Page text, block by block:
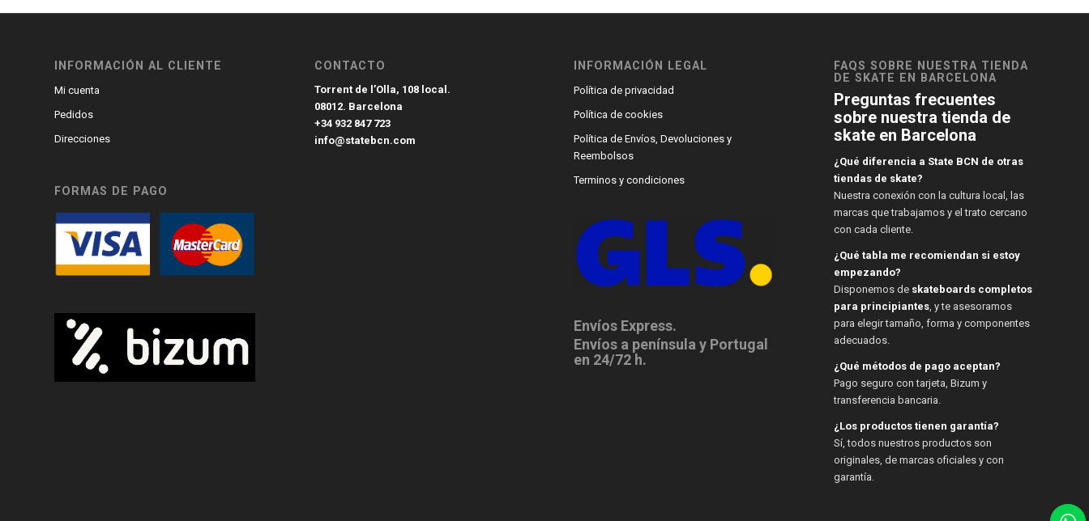
INFORMACIÓN AL CLIENTE
Mi cuenta
Pedidos
Direcciones
FORMAS DE PAGO
CONTACTO
Torrent de l’Olla, 108 local.
08012. Barcelona
+34 932 847 723
info@statebcn.com
INFORMACIÓN LEGAL
Política de privacidad
Política de cookies
Política de Envíos, Devoluciones y
Reembolsos
Terminos y condiciones
Envíos Express.
Envíos a península y Portugal
en 24/72 h.
FAQS SOBRE NUESTRA TIENDA
DE SKATE EN BARCELONA
Preguntas frecuentes
sobre nuestra tienda de
skate en Barcelona
¿Qué diferencia a State BCN de otras
tiendas de skate?
Nuestra conexión con la cultura local, las
marcas que trabajamos y el trato cercano
con cada cliente.
¿Qué tabla me recomiendan si estoy
empezando?
Disponemos de skateboards completos
para principiantes, y te asesoramos
para elegir tamaño, forma y componentes
adecuados.
¿Qué métodos de pago aceptan?
Pago seguro con tarjeta, Bizum y
transferencia bancaria.
¿Los productos tienen garantía?
Sí, todos nuestros productos son
originales, de marcas oficiales y con
garantía.